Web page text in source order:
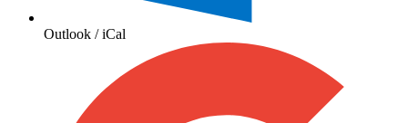
Outlook / iCal